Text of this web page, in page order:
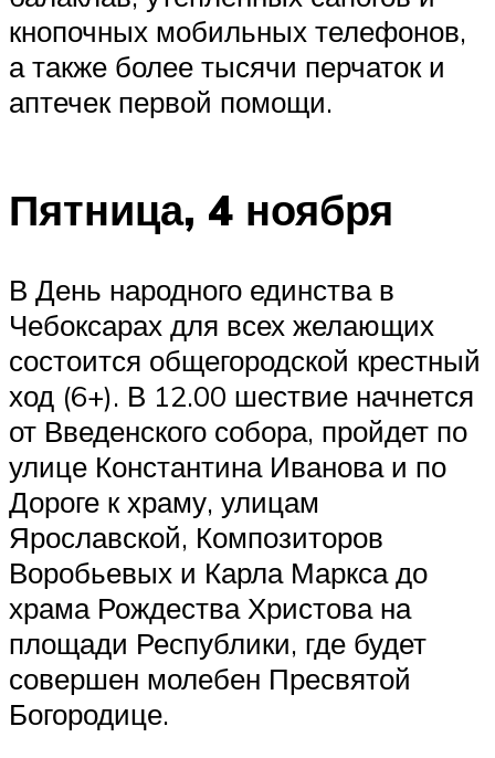
кнопочных мобильных телефонов,
а также более тысячи перчаток и
аптечек первой помощи.
Пятница, 4 ноября
В День народного единства в
Чебоксарах для всех желающих
состоится общегородской крестный
ход (6+). В 12.00 шествие начнется
от Введенского собора, пройдет по
улице Константина Иванова и по
Дороге к храму, улицам
Ярославской, Композиторов
Воробьевых и Карла Маркса до
храма Рождества Христова на
площади Республики, где будет
совершен молебен Пресвятой
Богородице.